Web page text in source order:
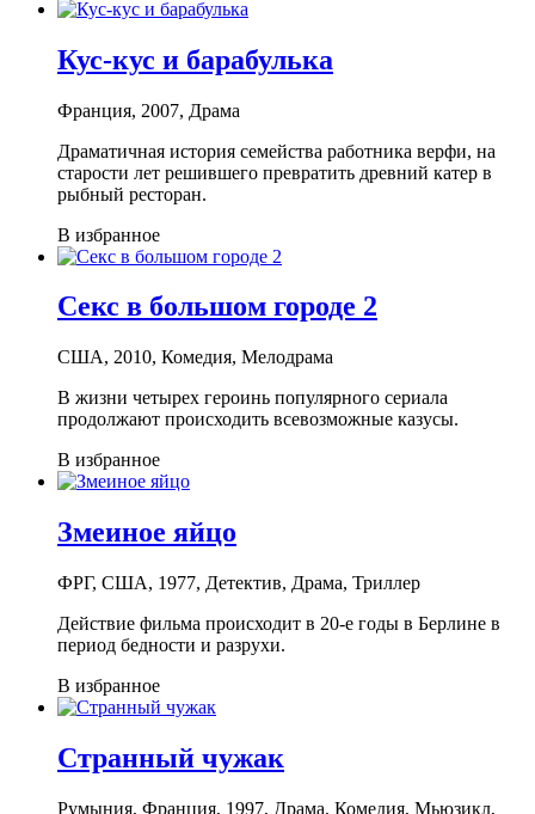
Кус-кус и барабулька
Франция, 2007, Драма
Драматичная история семейства работника верфи, на
старости лет решившего превратить древний катер в
рыбный ресторан.
В избранное
Секс в большом городе 2
США, 2010, Комедия, Мелодрама
В жизни четырех героинь популярного сериала
продолжают происходить всевозможные казусы.
В избранное
Змеиное яйцо
ФРГ, США, 1977, Детектив, Драма, Триллер
Действие фильма происходит в 20-е годы в Берлине в
период бедности и разрухи.
В избранное
Странный чужак
Румыния, Франция, 1997, Драма, Комедия, Мьюзикл,